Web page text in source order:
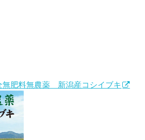
肥料無農薬 新潟産コシイブキ